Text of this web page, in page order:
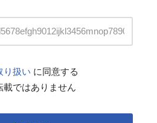
り扱い に同意する
載ではありません